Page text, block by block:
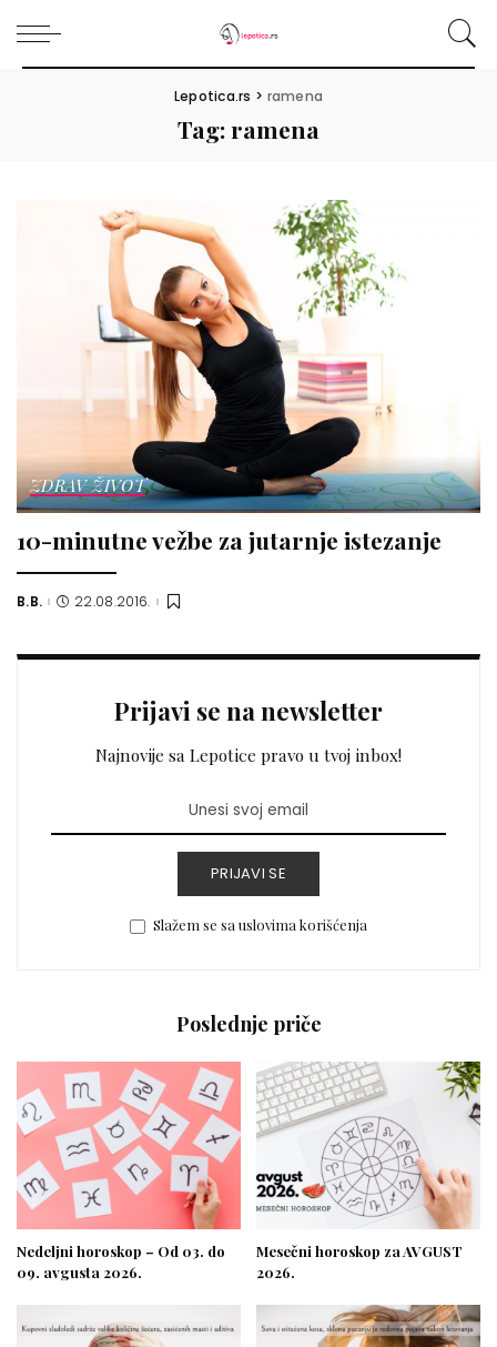
Lepotica.rs > ramena
Tag:ramena
ZDRAV ŽIVOT
10-minutne vežbe za jutarnje istezanje
Posted
B.B. 22.08.2016.
Prijavi se na newsletter
Najnovije sa Lepotice pravo u tvoj inbox!
PRIJAVI SE
Slažem se sa uslovima korišćenja
Poslednje priče
Nedeljni horoskop – Od 03. do
09. avgusta 2026.
Mesečni horoskop za AVGUST
2026.